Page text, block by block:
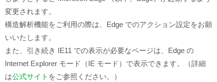
変更されます。
構造解析機能をご利用の際は、Edge でのアクション設定をお願
いいたします。
また、引き続き IE11 での表示が必要なページは、Edge の
Internet Explorer モード（IE モード）で表示できます。（詳細
は公式サイト をご参照ください。）